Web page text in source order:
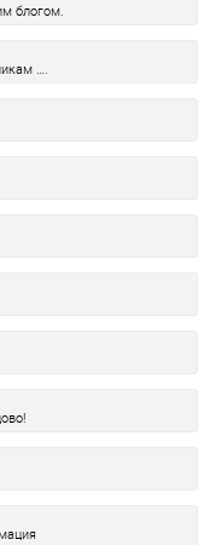
блогом.
….